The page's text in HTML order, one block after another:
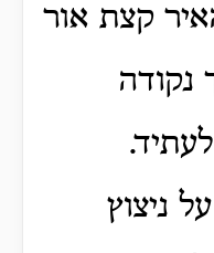
קצת אור
נקודה
ניצוץ